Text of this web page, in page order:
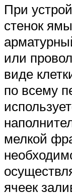
При
стенок
или
виде
по всему
мелкой
ячеек